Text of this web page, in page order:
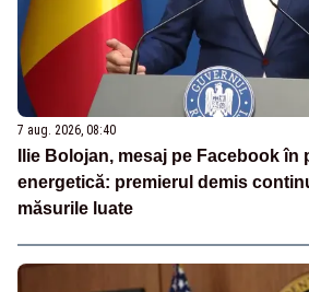
7 aug. 2026, 08:40
Ilie Bolojan, mesaj pe Facebook în
energetică: premierul demis
măsurile luate